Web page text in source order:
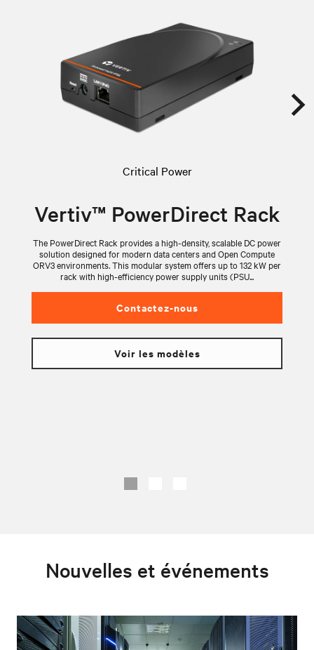
Critical Power
Vertiv™ PowerDirect Rack
The PowerDirect Rack provides a high-density, scalable DC power
solution designed for modern data centers and Open Compute
ORV3 environments. This modular system offers up to 132 kW per
rack with high-efficiency power supply units (PSU...
Contactez-nous
Voir les modèles
Nouvelles et événements